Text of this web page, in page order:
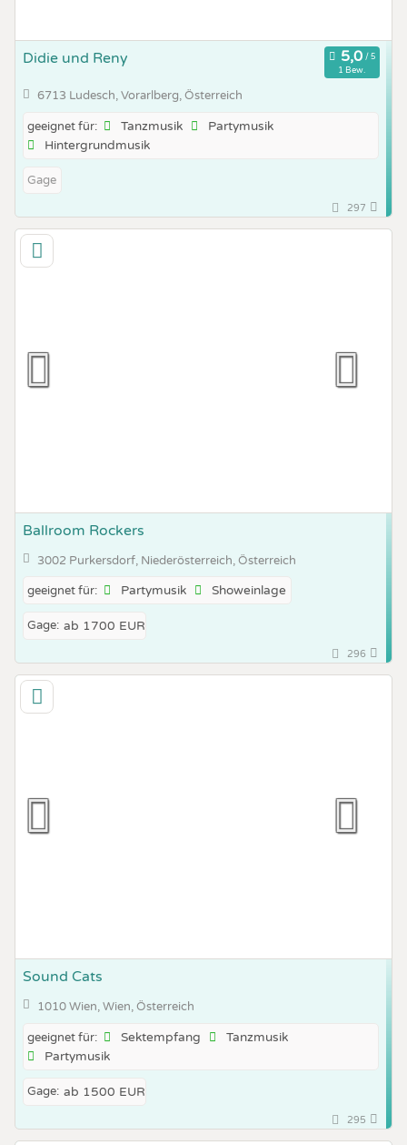
Didie und Reny
1 Bew.
6713 Ludesch, Vorarlberg, Österreich
geeignet für: Tanzmusik
Partymusik
Hintergrundmusik
Gage
297
Ballroom Rockers
3002 Purkersdorf, Niederösterreich, Österreich
geeignet für: Partymusik Showeinlage
Gage: ab 1700 EUR
296
Sound Cats
1010 Wien, Wien, Österreich
geeignet für: Sektempfang
Tanzmusik
Partymusik
Gage: ab 1500 EUR
295